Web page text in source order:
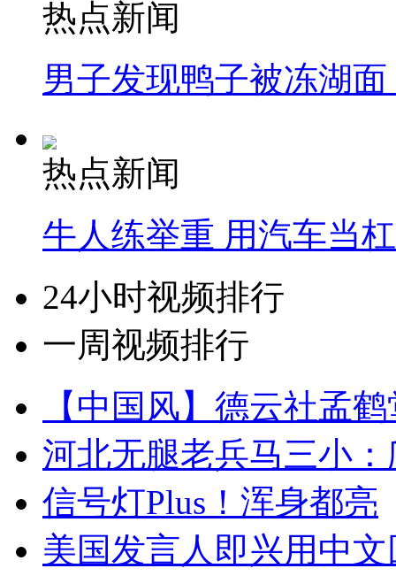
热点新闻
男子发现鸭子被冻湖
热点新闻
牛人练举重 用汽车当
24小时视频排行
一周视频排行
【中国风】德云社孟
河北无腿老兵马三小
信号灯Plus！浑身都亮
美国发言人即兴用中